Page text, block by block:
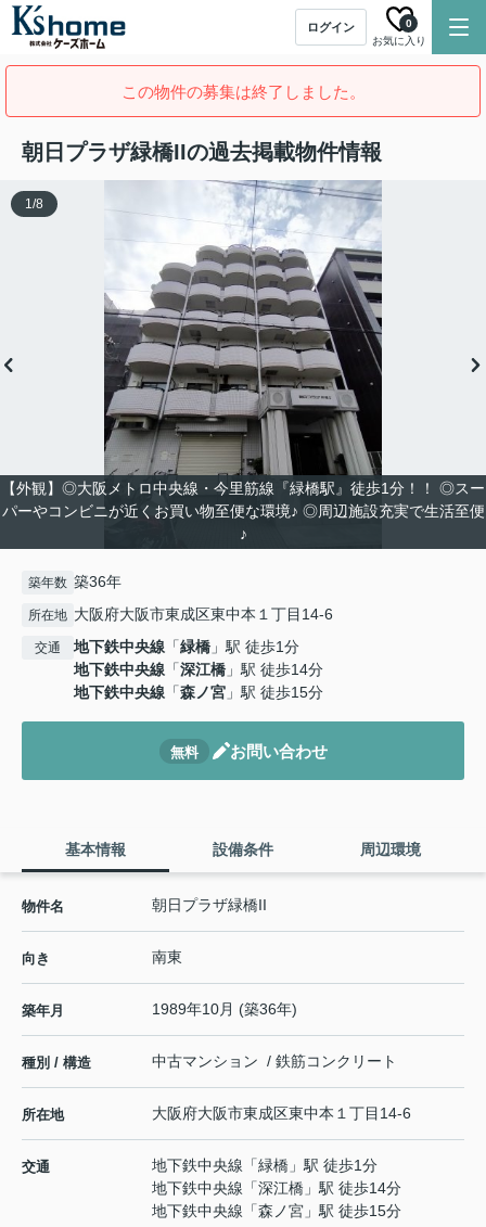
ログイン
お気に入り
0
この物件の募集は終了しました。
朝日プラザ緑橋IIの過去掲載物件情報
【外観】◎大阪メトロ中央線・今里筋線『緑橋駅』徒歩1分！！ ◎スー
パーやコンビニが近くお買い物至便な環境♪ ◎周辺施設充実で生活至便
♪
1/8
築年数 築36年
所在地 大阪府大阪市東成区東中本１丁目14-6
交通 地下鉄中央線 「緑橋 」駅 徒歩1分
地下鉄中央線 「深江橋 」駅 徒歩14分
地下鉄中央線 「森ノ宮 」駅 徒歩15分
無料 お問い合わせ
基本情報 設備条件 周辺環境
物件名 朝日プラザ緑橋II
向き 南東
築年月 1989年10月 (築36年)
種別 / 構造 中古マンション / 鉄筋コンクリート
所在地 大阪府大阪市東成区東中本 １丁目14-6
交通 地下鉄中央線 「緑橋 」駅 徒歩1分
地下鉄中央線 「深江橋 」駅 徒歩14分
地下鉄中央線 「森ノ宮 」駅 徒歩15分